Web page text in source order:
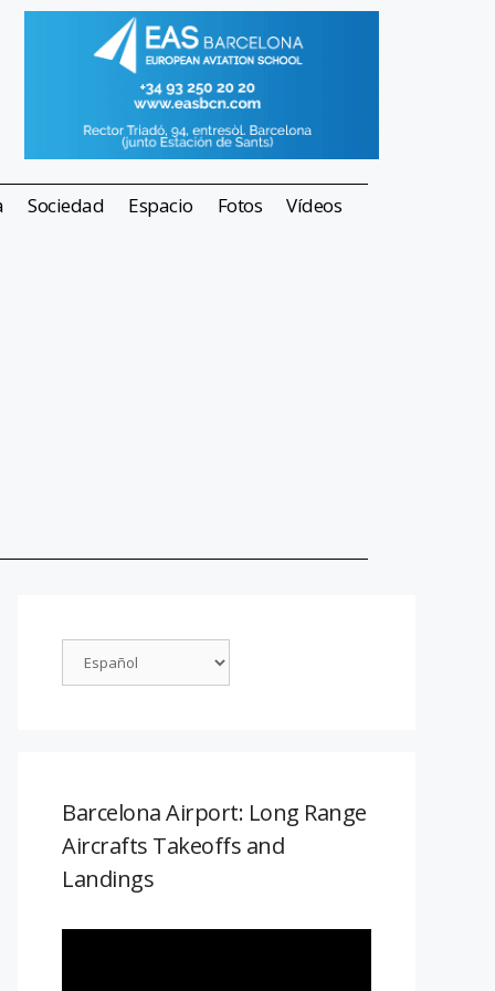
Sociedad Espacio Fotos Vídeos
Barcelona Airport: Long Range
Aircrafts Takeoffs and
Landings